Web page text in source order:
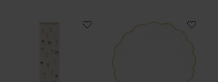
Stickpackung Adventskalender Zahlen vorgezeichnet
Untersetzer rund Gold/Weiß 2